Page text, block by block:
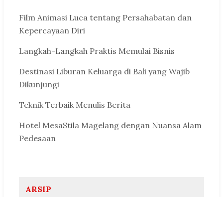
Film Animasi Luca tentang Persahabatan dan
Kepercayaan Diri
Langkah-Langkah Praktis Memulai Bisnis
Destinasi Liburan Keluarga di Bali yang Wajib
Dikunjungi
Teknik Terbaik Menulis Berita
Hotel MesaStila Magelang dengan Nuansa Alam
Pedesaan
ARSIP